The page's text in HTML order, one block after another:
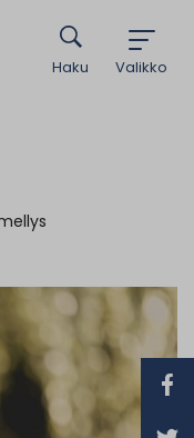
Valikko
Haku